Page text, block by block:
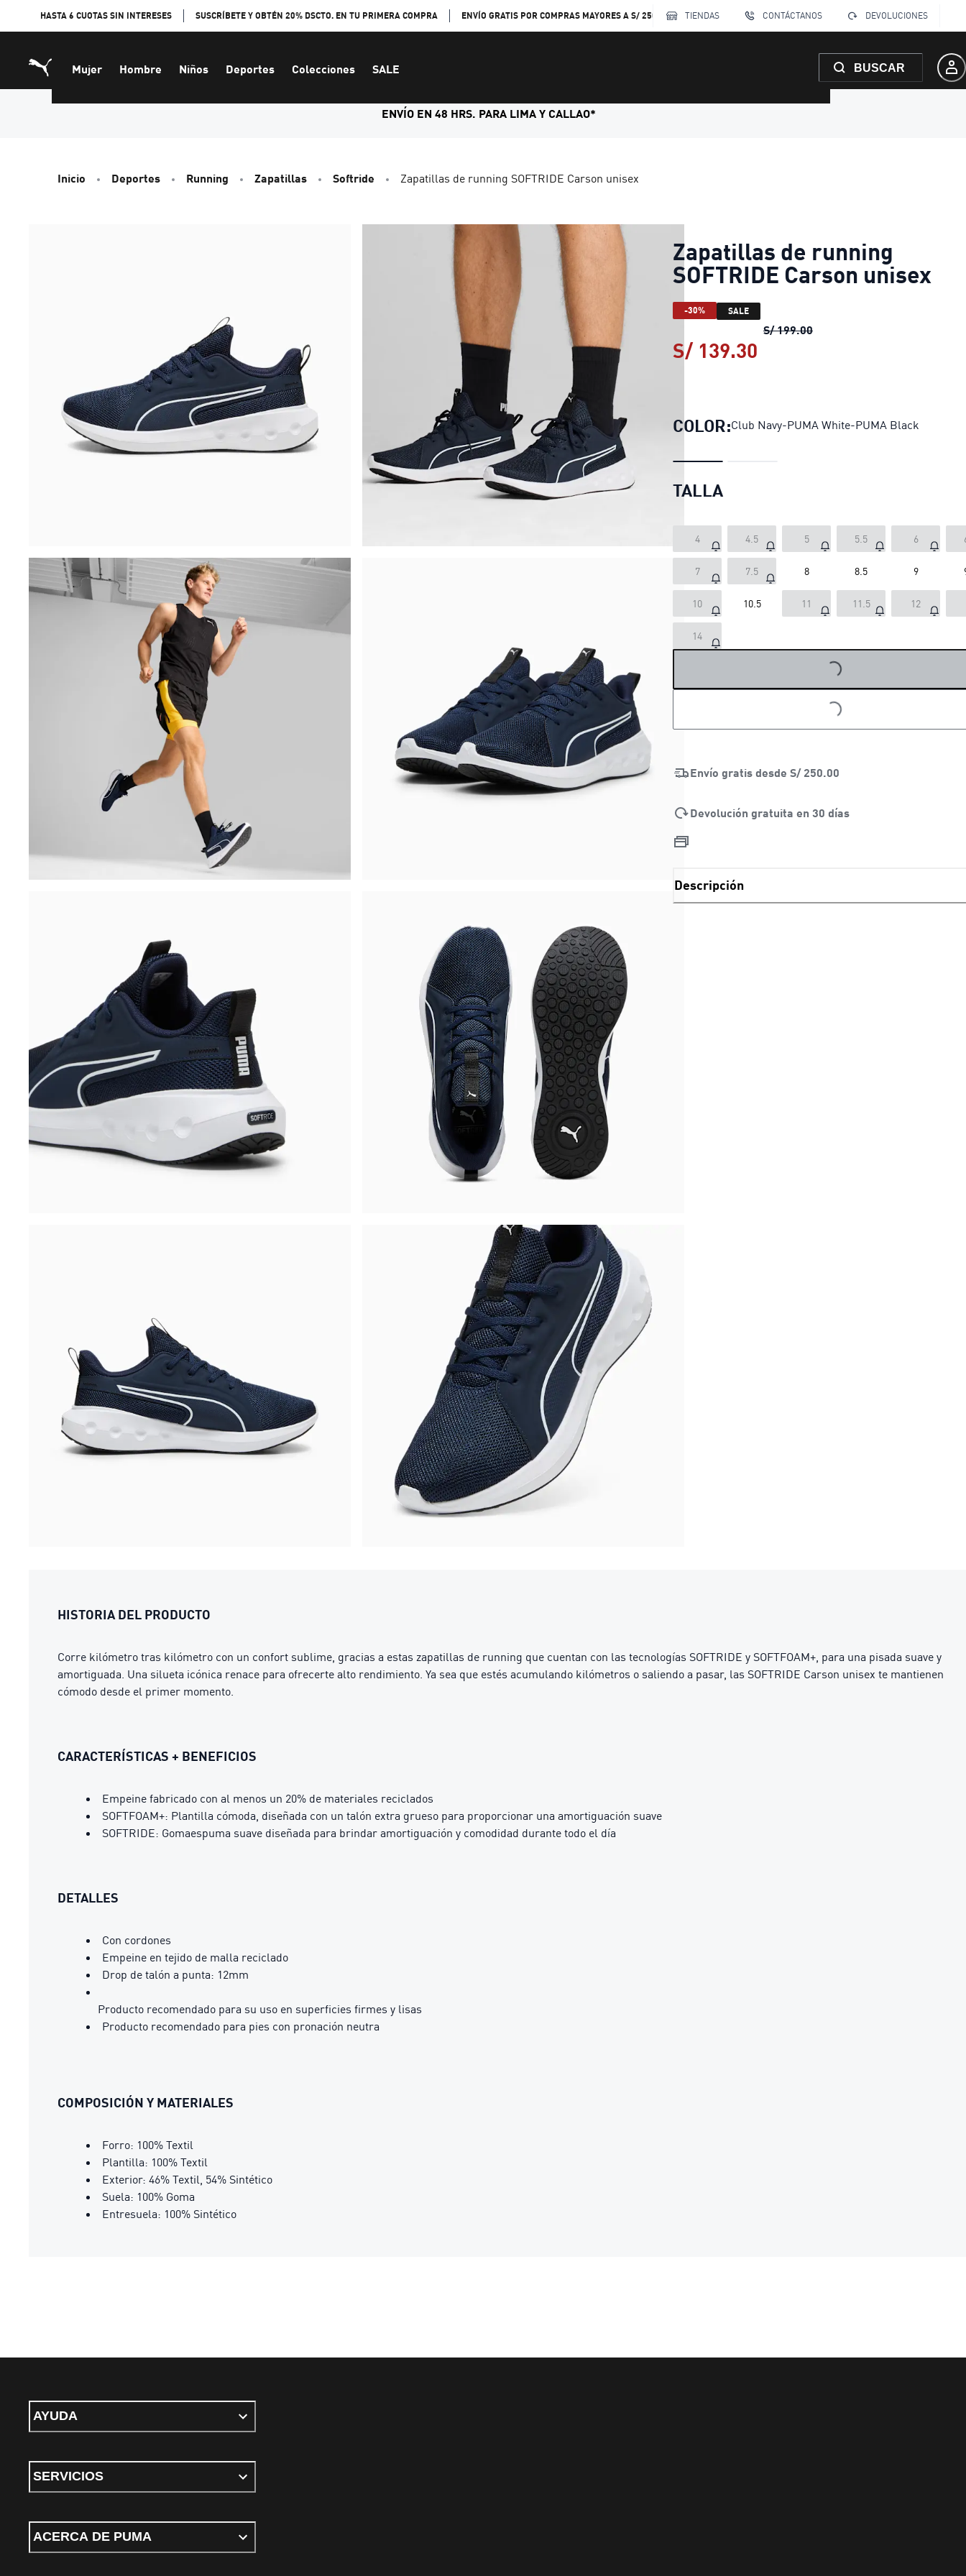
HASTA 6 CUOTAS SIN INTERESES SUSCRÍBETE Y OBTÉN 20% DSCTO. EN TU PRIMERA COMPRA ENVÍO GRATIS POR COMPRAS MAYORES A S/ 250 TIENDAS CONTÁCTANOS DEVOLUCIONES
Mujer Hombre Niños Deportes Colecciones SALE BUSCAR
ENVÍO EN 48 HRS. PARA LIMA Y CALLAO*
Inicio Deportes Running Zapatillas Softride Zapatillas de running SOFTRIDE Carson unisex
Zapatillas de running
SOFTRIDE Carson unisex
-30% SALE
S/ 199.00Zapatillas de running
S/ 139.30
COLOR:Club Navy-PUMA White-PUMA Black
TALLA
4 4.5 5 5.5 6
7 7.5 8 8.5 9
10 10.5 11 11.5 12
14
LOADING...
LOADING...
Envío gratis desde S/ 250.00
Devolución gratuita en 30 días
Descripción
HISTORIA DEL PRODUCTO
Corre kilómetro tras kilómetro con un confort sublime, gracias a estas zapatillas de running que cuentan con las tecnologías SOFTRIDE y SOFTFOAM+, para una pisada suave y
amortiguada. Una silueta icónica renace para ofrecerte alto rendimiento. Ya sea que estés acumulando kilómetros o saliendo a pasar, las SOFTRIDE Carson unisex te mantienen
cómodo desde el primer momento.
CARACTERÍSTICAS + BENEFICIOS
Empeine fabricado con al menos un 20% de materiales reciclados
SOFTFOAM+: Plantilla cómoda, diseñada con un talón extra grueso para proporcionar una amortiguación suave
SOFTRIDE: Gomaespuma suave diseñada para brindar amortiguación y comodidad durante todo el día
DETALLES
Con cordones
Empeine en tejido de malla reciclado
Drop de talón a punta: 12mm
Producto recomendado para su uso en superficies firmes y lisas
Producto recomendado para pies con pronación neutra
COMPOSICIÓN Y MATERIALES
Forro: 100% Textil
Plantilla: 100% Textil
Exterior: 46% Textil, 54% Sintético
Suela: 100% Goma
Entresuela: 100% Sintético
AYUDA
SERVICIOS
ACERCA DE PUMA